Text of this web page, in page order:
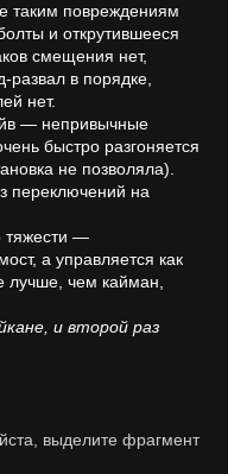
таким повреждениям
и открутившееся
смещения нет,
развал в порядке,
нет.
— непривычные
быстро разгоняется
не позволяла).
переключений на
тяжести —
а управляется как
лучше, чем кайман,
и второй раз
выделите фрагмент